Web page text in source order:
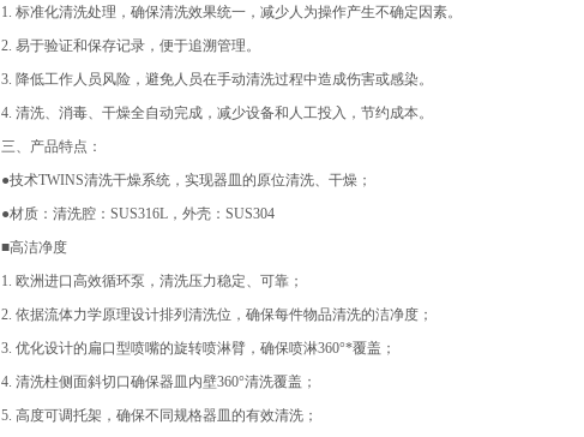
1. 标准化清洗处理，确保清洗效果统一，减少人为操作产生不确定因素。
2. 易于验证和保存记录，便于追溯管理。
3. 降低工作人员风险，避免人员在手动清洗过程中造成伤害或感染。
4. 清洗、消毒、干燥全自动完成，减少设备和人工投入，节约成本。
三、 产品特点：
●技术TWINS清洗干燥系统，实现器皿的原位清洗、干燥；
●材质：清洗腔：SUS316L，外壳：SUS304
■高洁净度
1. 欧洲进口高效循环泵，清洗压力稳定、可靠；
2. 依据流体力学原理设计排列清洗位，确保每件物品清洗的洁净度；
3. 优化设计的扁口型喷嘴的旋转喷淋臂，确保喷淋360°*覆盖；
4. 清洗柱侧面斜切口确保器皿内壁360°清洗覆盖；
5. 高度可调托架，确保不同规格器皿的有效清洗；